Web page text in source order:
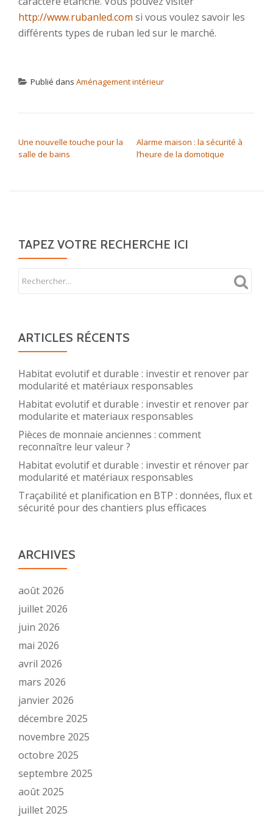
http://www.rubanled.com si vous voulez savoir les
différents types de ruban led sur le marché.
Publié dans Aménagement intérieur
Une nouvelle touche pour la
salle de bains
Alarme maison : la sécurité à
l’heure de la domotique
TAPEZ VOTRE RECHERCHE ICI
ARTICLES RÉCENTS
Habitat evolutif et durable : investir et renover par
modularité et matériaux responsables
Habitat evolutif et durable : investir et renover par
modularite et materiaux responsables
Pièces de monnaie anciennes : comment
reconnaître leur valeur ?
Habitat evolutif et durable : investir et rénover par
modularité et matériaux responsables
Traçabilité et planification en BTP : données, flux et
sécurité pour des chantiers plus efficaces
ARCHIVES
août 2026
juillet 2026
juin 2026
mai 2026
avril 2026
mars 2026
janvier 2026
décembre 2025
novembre 2025
octobre 2025
septembre 2025
août 2025
juillet 2025